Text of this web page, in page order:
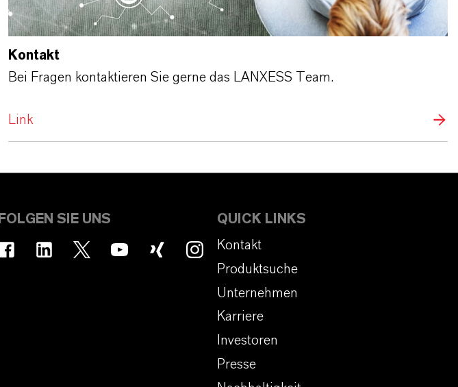
Kontakt
Bei Fragen kontaktieren Sie gerne das LANXESS Team.
Link
FOLGEN SIE UNS
QUICK LINKS
Kontakt
Produktsuche
Unternehmen
Karriere
Investoren
Presse